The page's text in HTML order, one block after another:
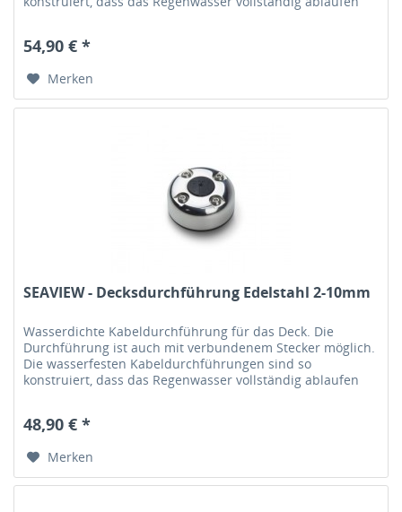
54,90 € *
Merken
SEAVIEW - Decksdurchführung Edelstahl 2-10mm
Wasserdichte Kabeldurchführung für das Deck. Die
Durchführung ist auch mit verbundenem Stecker möglich.
Die wasserfesten Kabeldurchführungen sind so
konstruiert, dass das Regenwasser vollständig ablaufen
48,90 € *
Merken